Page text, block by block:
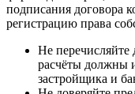
подписания договора
регистрацию права
Не
расчёты должны
застройщика и